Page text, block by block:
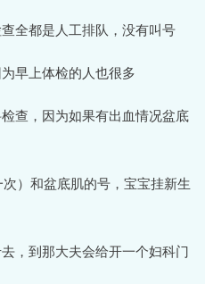
全都是人工排队，没有叫号
早上体检的人也很多
查，因为如果有出血情况盆底
）和盆底肌的号，宝宝挂新生
，到那大夫会给开一个妇科门